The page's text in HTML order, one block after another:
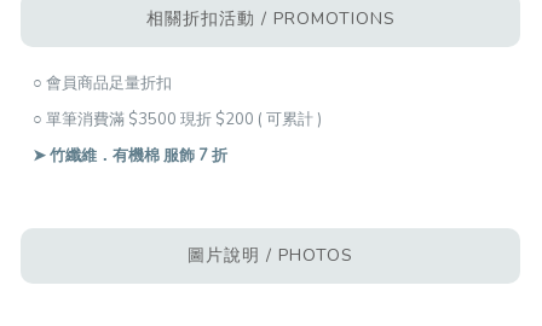
相關折扣活動 / PROMOTIONS
○ 會員商品足量折扣
○ 單筆消費滿 $3500 現折 $200 ( 可累計 )
➤ 竹纖維．有機棉 服飾 7 折
圖片說明 / PHOTOS